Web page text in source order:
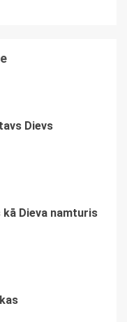
Dievs
Dieva namturis